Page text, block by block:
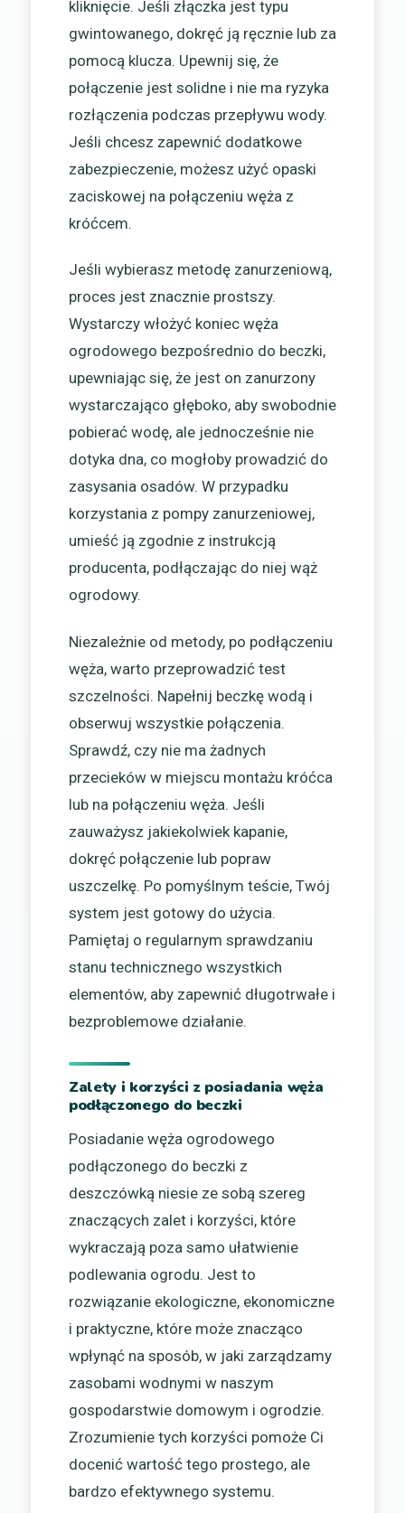
kliknięcie. Jeśli złączka jest typu
gwintowanego, dokręć ją ręcznie lub za
pomocą klucza. Upewnij się, że
połączenie jest solidne i nie ma ryzyka
rozłączenia podczas przepływu wody.
Jeśli chcesz zapewnić dodatkowe
zabezpieczenie, możesz użyć opaski
zaciskowej na połączeniu węża z
króćcem.
Jeśli wybierasz metodę zanurzeniową,
proces jest znacznie prostszy.
Wystarczy włożyć koniec węża
ogrodowego bezpośrednio do beczki,
upewniając się, że jest on zanurzony
wystarczająco głęboko, aby swobodnie
pobierać wodę, ale jednocześnie nie
dotyka dna, co mogłoby prowadzić do
zasysania osadów. W przypadku
korzystania z pompy zanurzeniowej,
umieść ją zgodnie z instrukcją
producenta, podłączając do niej wąż
ogrodowy.
Niezależnie od metody, po podłączeniu
węża, warto przeprowadzić test
szczelności. Napełnij beczkę wodą i
obserwuj wszystkie połączenia.
Sprawdź, czy nie ma żadnych
przecieków w miejscu montażu króćca
lub na połączeniu węża. Jeśli
zauważysz jakiekolwiek kapanie,
dokręć połączenie lub popraw
uszczelkę. Po pomyślnym teście, Twój
system jest gotowy do użycia.
Pamiętaj o regularnym sprawdzaniu
stanu technicznego wszystkich
elementów, aby zapewnić długotrwałe i
bezproblemowe działanie.
Zalety i korzyści z posiadania węża
podłączonego do beczki
Posiadanie węża ogrodowego
podłączonego do beczki z
deszczówką niesie ze sobą szereg
znaczących zalet i korzyści, które
wykraczają poza samo ułatwienie
podlewania ogrodu. Jest to
rozwiązanie ekologiczne, ekonomiczne
i praktyczne, które może znacząco
wpłynąć na sposób, w jaki zarządzamy
zasobami wodnymi w naszym
gospodarstwie domowym i ogrodzie.
Zrozumienie tych korzyści pomoże Ci
docenić wartość tego prostego, ale
bardzo efektywnego systemu.